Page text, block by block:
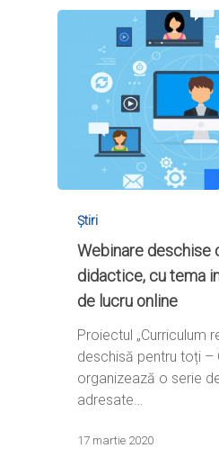
Știri
Webinare deschise
didactice, cu tema
de lucru online
Proiectul „Curriculum
deschisă pentru toți –
organizează o serie
adresate…
17 martie 2020